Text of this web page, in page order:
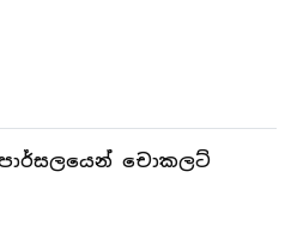
චොකලට්